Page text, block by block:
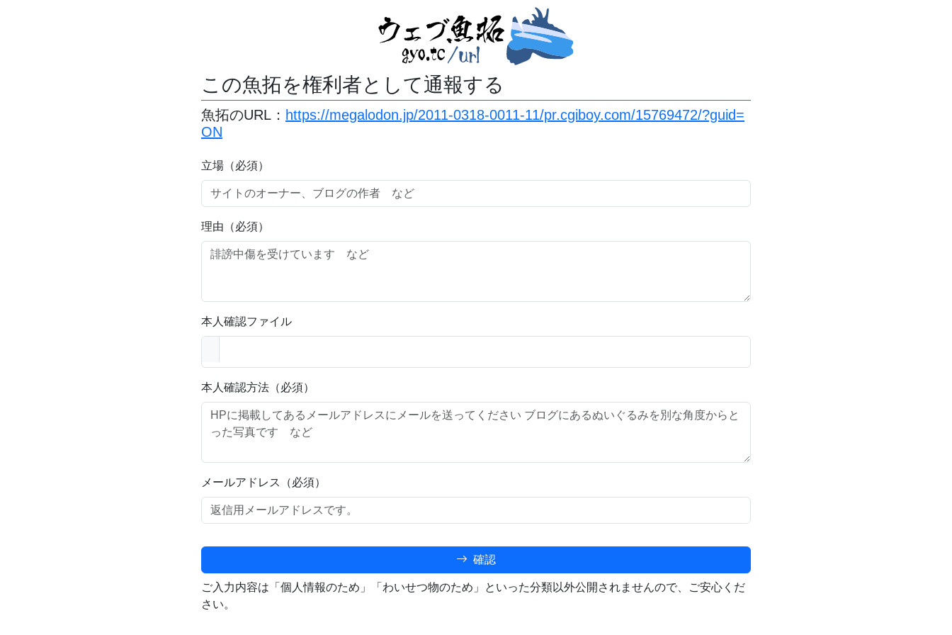
この魚拓を権利者として通報する
魚拓のURL： https://megalodon.jp/2011-0318-0011-11/pr.cgiboy.com/15769472/?guid=
ON
立場（必須）
理由（必須）
本人確認ファイル
本人確認方法（必須）
メールアドレス（必須）
確認
ご入力内容は「個人情報のため」「わいせつ物のため」といった分類以外公開されませんので、ご安心くだ
さい。